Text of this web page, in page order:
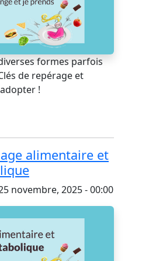
formes parfois
de repérage et
!
alimentaire et
novembre, 2025 - 00:00